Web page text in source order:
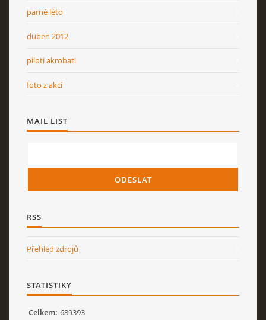
parné léto
duben 2012
piloti akrobati
foto z akcí
MAIL LIST
RSS
Přehled zdrojů
STATISTIKY
Celkem: 689393